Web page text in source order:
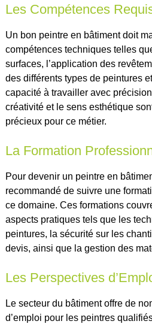
Les Compétences
Un bon peintre en bâtiment doit
compétences techniques telles
surfaces, l’application des
des différents types de peintures
capacité à travailler avec
créativité et le sens esthétique
précieux pour ce métier.
La Formation
Pour devenir un peintre en
recommandé de suivre une
ce domaine. Ces formations
aspects pratiques tels que les
peintures, la sécurité sur les
devis, ainsi que la gestion des
Les Perspectives
Le secteur du bâtiment offre de
d’emploi pour les peintres